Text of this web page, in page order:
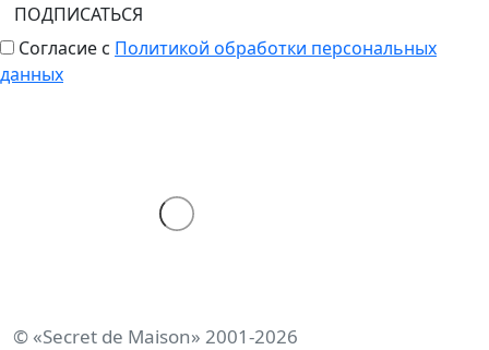
ПОДПИСАТЬСЯ
Согласие с Политикой обработки персональных
данных
© «Secret de Maison» 2001-2026